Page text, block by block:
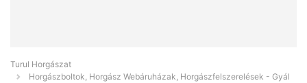
Turul Horgászat
Horgászboltok, Horgász Webáruházak, Horgászfelszerelések - Gyál